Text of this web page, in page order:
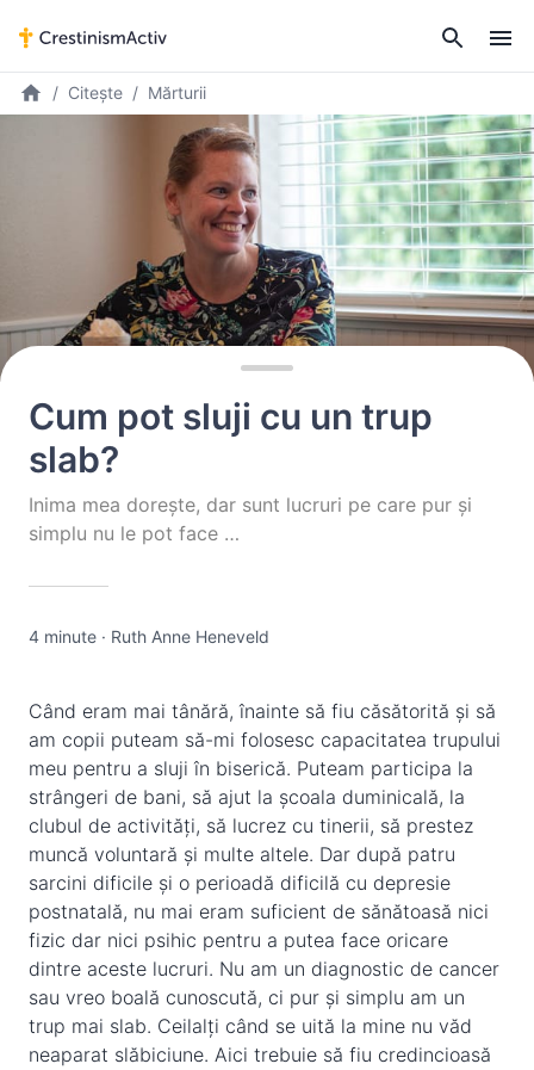
Citește Mărturii
Cum pot sluji cu un trup
slab?
Inima mea dorește, dar sunt lucruri pe care pur și
simplu nu le pot face …
4 minute · Ruth Anne Heneveld
Când eram mai tânără, înainte să fiu căsătorită și să
am copii puteam să-mi folosesc capacitatea trupului
meu pentru a sluji în biserică. Puteam participa la
strângeri de bani, să ajut la școala duminicală, la
clubul de activități, să lucrez cu tinerii, să prestez
muncă voluntară și multe altele. Dar după patru
sarcini dificile și o perioadă dificilă cu depresie
postnatală, nu mai eram suficient de sănătoasă nici
fizic dar nici psihic pentru a putea face oricare
dintre aceste lucruri. Nu am un diagnostic de cancer
sau vreo boală cunoscută, ci pur și simplu am un
trup mai slab. Ceilalți când se uită la mine nu văd
neaparat slăbiciune. Aici trebuie să fiu credincioasă